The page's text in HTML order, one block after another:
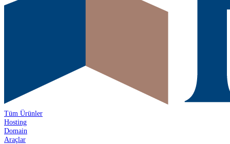
Tüm Ürünler
Hosting
Domain
Araçlar